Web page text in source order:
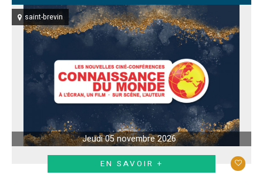
saint-brevin
Jeudi 05 novembre 2026
EN SAVOIR +